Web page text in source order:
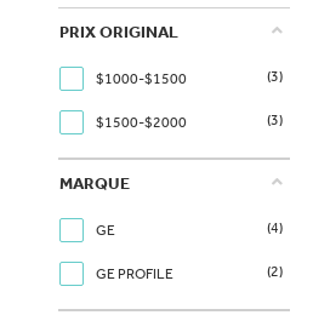
PRIX ORIGINAL
$1000-$1500 (3)
$1500-$2000 (3)
MARQUE
GE (4)
GE PROFILE (2)